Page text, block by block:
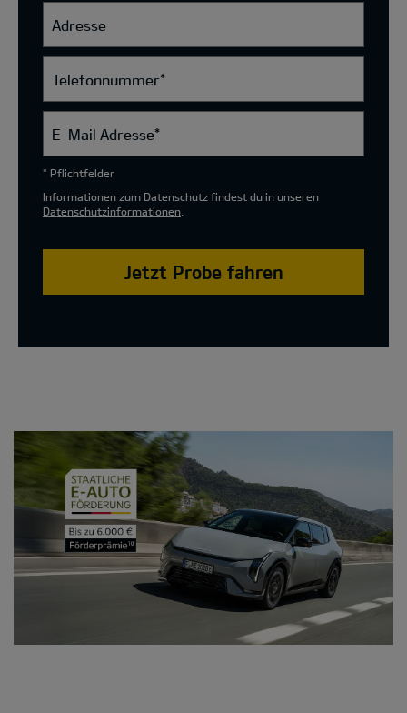
Adresse
Telefonnummer*
E-Mail Adresse*
* Pflichtfelder
Informationen zum Datenschutz findest du in unseren
Datenschutzinformationen
Jetzt Probe fahren